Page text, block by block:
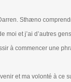
Sthæno
moi et j’ai d’autres
à commencer une
et ma volonté à ce